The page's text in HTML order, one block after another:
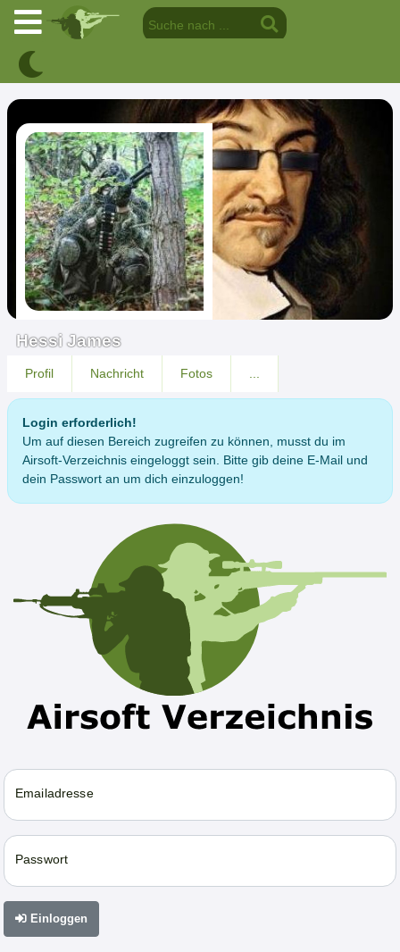
Hessi James
Profil Nachricht Fotos
Login erforderlich!
Um auf diesen Bereich zugreifen zu können, musst du im
Airsoft-Verzeichnis eingeloggt sein. Bitte gib deine E-Mail und
dein Passwort an um dich einzuloggen!
Emailadresse
Passwort
Einloggen